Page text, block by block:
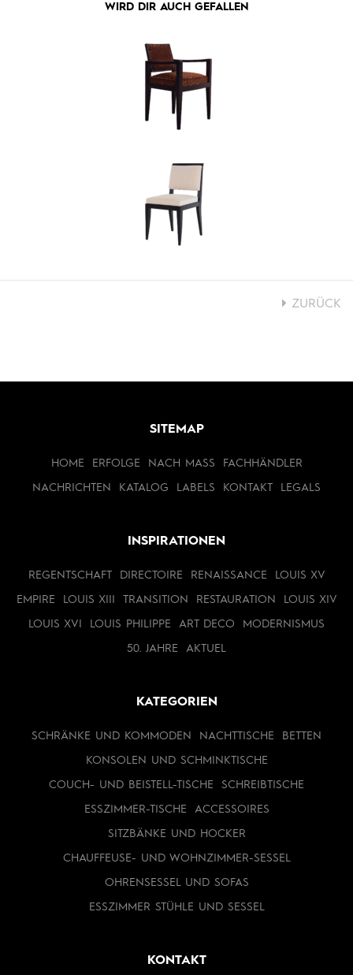
WIRD DIR AUCH GEFALLEN
ZURÜCK
SITEMAP
HOME ERFOLGE NACH MASS FACHHÄNDLER
NACHRICHTEN KATALOG LABELS KONTAKT LEGALS
INSPIRATIONEN
REGENTSCHAFT DIRECTOIRE RENAISSANCE LOUIS XV
EMPIRE LOUIS XIII TRANSITION RESTAURATION LOUIS XIV
LOUIS XVI LOUIS PHILIPPE ART DECO MODERNISMUS
50. JAHRE AKTUEL
KATEGORIEN
SCHRÄNKE UND KOMMODEN NACHTTISCHE BETTEN
KONSOLEN UND SCHMINKTISCHE
COUCH- UND BEISTELL-TISCHE SCHREIBTISCHE
ESSZIMMER-TISCHE ACCESSOIRES
SITZBÄNKE UND HOCKER
CHAUFFEUSE- UND WOHNZIMMER-SESSEL
OHRENSESSEL UND SOFAS
ESSZIMMER STÜHLE UND SESSEL
KONTAKT